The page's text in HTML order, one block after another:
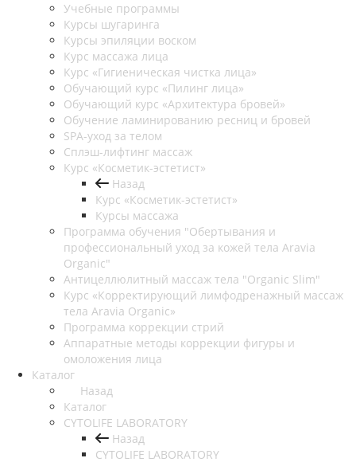
Учебные программы
Курсы шугаринга
Курсы эпиляции воском
Курс массажа лица
Курс «Гигиеническая чистка лица»
Обучающий курс «Пилинг лица»
Обучающий курс «Архитектура бровей»
Обучение ламинированию ресниц и бровей
SPA-уход за телом
Сплэш-лифтинг массаж
Курс «Косметик-эстетист»
Назад
Курс «Косметик-эстетист»
Курсы массажа
Программа обучения "Обертывания и
профессиональный уход за кожей тела Aravia
Organic"
Антицеллюлитный массаж тела "Organic Slim"
Курс «Корректирующий лимфодренажный массаж
тела Aravia Organic»
Программа коррекции стрий
Аппаратные методы коррекции фигуры и
омоложения лица
Каталог
Назад
Каталог
CYTOLIFE LABORATORY
Назад
CYTOLIFE LABORATORY